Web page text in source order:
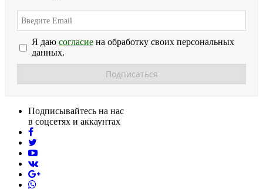
Я даю согласие на обработку своих персональных
данных.
Подписывайтесь на нас
в соцсетях и аккаунтах
facebook
youtube
vk